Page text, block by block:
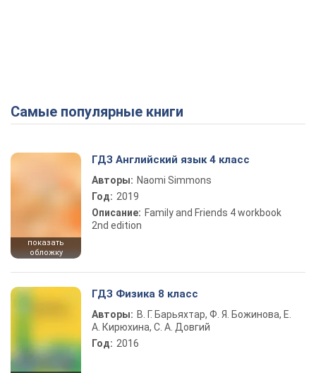
Самые популярные книги
показать
обложку
ГДЗ Английский язык 4 класс
Авторы: Naomi Simmons
Год: 2019
Описание: Family and Friends 4 workbook
2nd edition
ГДЗ Физика 8 класс
Авторы: В. Г. Барьяхтар, Ф. Я. Божинова, Е.
А. Кирюхина, С. А. Довгий
Год: 2016